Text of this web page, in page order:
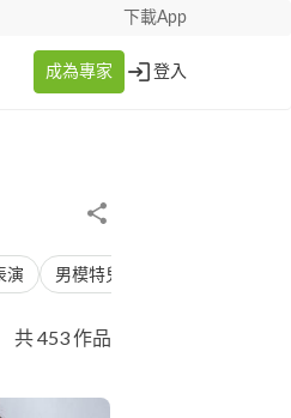
下載App
成為專家 登入
演 男模特兒
共 453 作品